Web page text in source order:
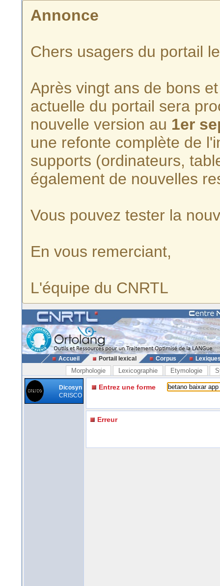
Annonce
Chers usagers du portail
Après vingt ans de bons
actuelle du portail sera
nouvelle version au 1er
une refonte complète de
supports (ordinateurs,
également de nouvelles
Vous pouvez tester la
En vous remerciant,
L'équipe du CNRTL
Accueil Portail lexical Corpus
Morphologie Lexicographie Etymologie
Dicosyn
CRISCO
Entrez une forme
Erreur